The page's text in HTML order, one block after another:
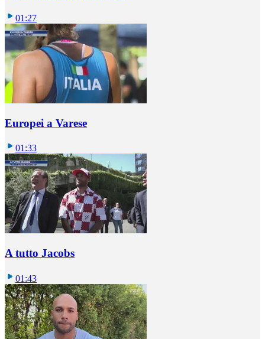
01:27
Europei a Varese
01:33
A tutto Jacobs
01:43